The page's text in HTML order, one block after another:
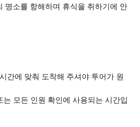
명소를 항해하며 휴식을 취하기에 안
간에 맞춰 도착해 주셔야 투어가 원
는 모든 인원 확인에 사용되는 시간입